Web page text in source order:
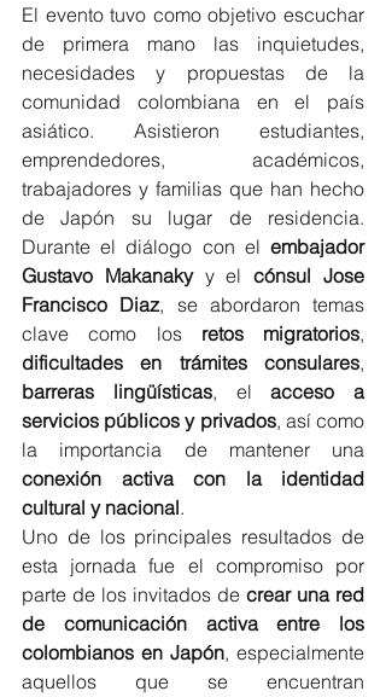
El evento tuvo como objetivo escuchar
de primera mano las inquietudes,
necesidades y propuestas de la
comunidad colombiana en el país
asiático. Asistieron estudiantes,
emprendedores, académicos,
trabajadores y familias que han hecho
de Japón su lugar de residencia.
Durante el diálogo con el embajador
Gustavo Makanaky y el cónsul Jose
Francisco Diaz, se abordaron temas
clave como los retos migratorios
dificultades en trámites consulares
barreras lingüísticas, el acceso a
servicios públicos y privados, así como
conexión activa con la identidad
cultural y nacional.
Uno de los principales resultados de
esta jornada fue el compromiso por
parte de los invitados de crear una red
de comunicación activa entre los
colombianos en Japón, especialmente
aquellos que se encuentran